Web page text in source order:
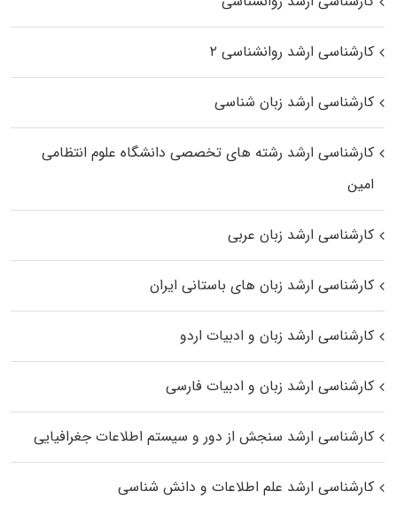
کارشناسی ارشد روانشناسی ۲
کارشناسی ارشد زبان شناسی
کارشناسی ارشد رﺷﺘﻪ ﻫﺎی تخصصی داﻧﺸﮕﺎه ﻋﻠﻮم انتظامی
اﻣﻴﻦ
کارشناسی ارشد زبان عربی
کارشناسی ارشد زبان‌ های باستانی ایران
کارشناسی ارشد زبان و ادبیات اردو
کارشناسی ارشد زبان و ادبیات فارسی
کارشناسی ارشد سنجش از دور و سیستم اطلاعات جغرافیایی
کارشناسی ارشد علم اطلاعات و دانش شناسی